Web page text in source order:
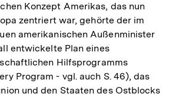
Konzept Amerikas, das nun
zentriert war, gehörte der im
amerikanischen Außenminister
entwickelte Plan eines
Hilfsprogramms
Program - vgl. auch S. 46), das
und den Staaten des Ostblocks